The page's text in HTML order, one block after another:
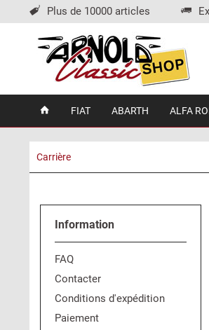
Plus de 10000 articles
FIAT ABARTH ALFA
Carrière
Information
FAQ
Contacter
Conditions d'expédition
Paiement